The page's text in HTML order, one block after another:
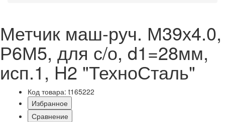
Метчик маш-руч. М39х4.0,
Р6М5, для с/о, d1=28мм,
исп.1, H2 "ТехноСталь"
Код товара: t165222
Избранное
Сравнение